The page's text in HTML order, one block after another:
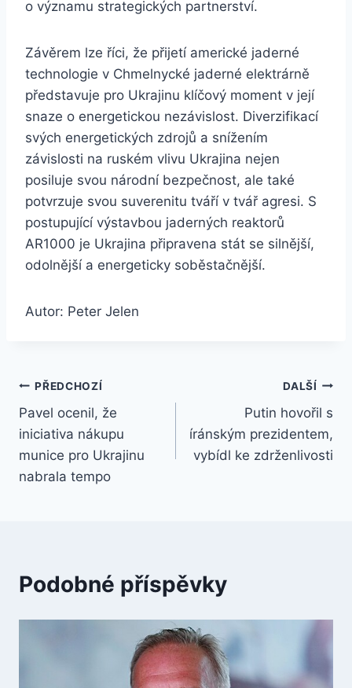
o významu strategických partnerství.
Závěrem lze říci, že přijetí americké jaderné
technologie v Chmelnycké jaderné elektrárně
představuje pro Ukrajinu klíčový moment v její
snaze o energetickou nezávislost. Diverzifikací
svých energetických zdrojů a snížením
závislosti na ruském vlivu Ukrajina nejen
posiluje svou národní bezpečnost, ale také
potvrzuje svou suverenitu tváří v tvář agresi. S
postupující výstavbou jaderných reaktorů
AR1000 je Ukrajina připravena stát se silnější,
odolnější a energeticky soběstačnější.
Autor: Peter Jelen
Navigace
pro
příspěvek
PŘEDCHOZÍ
Pavel ocenil, že
iniciativa nákupu
munice pro Ukrajinu
nabrala tempo
DALŠÍ
Putin hovořil s
íránským prezidentem,
vybídl ke zdrženlivosti
Podobné příspěvky